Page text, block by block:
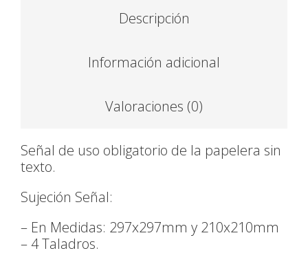
Descripción
Información adicional
Valoraciones (0)
Señal de uso obligatorio de la papelera sin
texto.
Sujeción Señal:
– En Medidas: 297x297mm y 210x210mm
– 4 Taladros.